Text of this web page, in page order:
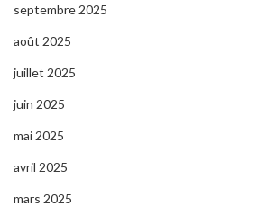
septembre 2025
août 2025
juillet 2025
juin 2025
mai 2025
avril 2025
mars 2025